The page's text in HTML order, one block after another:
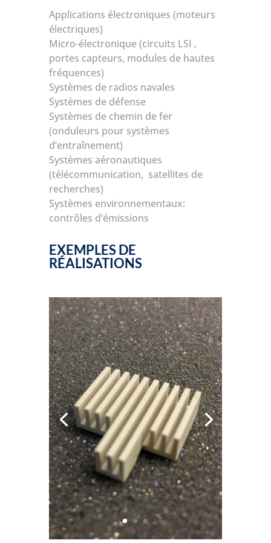
Applications électroniques (moteurs
électriques)
Micro-électronique (circuits LSI ,
portes capteurs, modules de hautes
fréquences)
Systèmes de radios navales
Systèmes de défense
Systèmes de chemin de fer
(onduleurs pour systèmes
d’entraînement)
Systèmes aéronautiques
(télécommunication, satellites de
recherches)
Systèmes environnementaux:
contrôles d’émissions
EXEMPLES DE
RÉALISATIONS